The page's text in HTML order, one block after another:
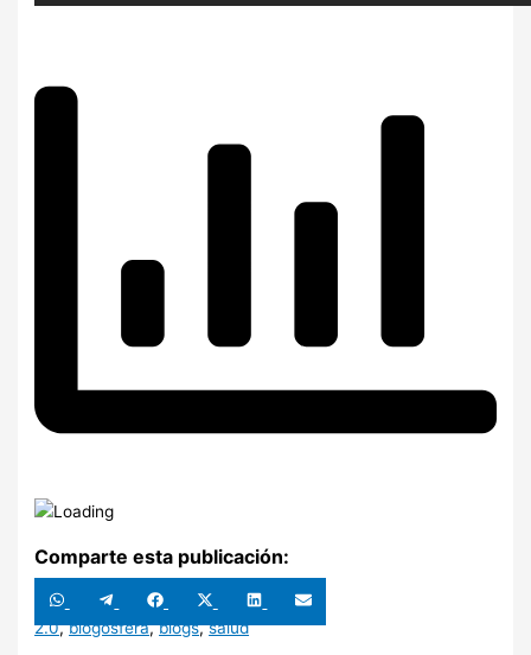
Comparte esta publicación:
Compartir
en
WhatsApp
Compartir
en
Telegram
Compartir
en
Facebook
Compartir
en
X
(Twitter)
Compartir
en
LinkedIn
Compartir
en
Email
2.0,blogosfera,blogs,salud